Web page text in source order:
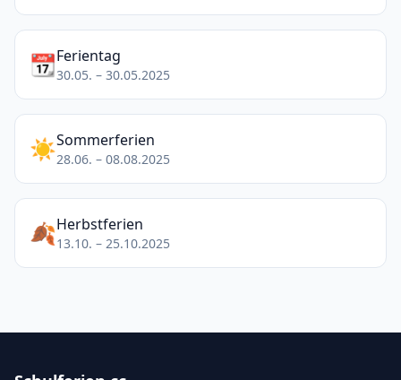
📆Ferientag
30.05. – 30.05.2025
☀️Sommerferien
28.06. – 08.08.2025
🍂Herbstferien
13.10. – 25.10.2025